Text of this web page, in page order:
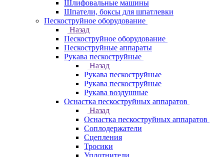
Шлифовальные машины
Шпатели, боксы для шпатлевки
Пескоструйное оборудование
Назад
Пескоструйное оборудование
Пескоструйные аппараты
Рукава пескоструйные
Назад
Рукава пескоструйные
Рукава пескоструйные
Рукава воздушные
Оснастка пескоструйных аппаратов
Назад
Оснастка пескоструйных аппаратов
Соплодержатели
Сцепления
Тросики
Уплотнители